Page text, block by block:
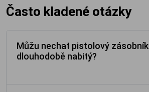
Často kladené otázky
Můžu nechat pistolový zásobník
dlouhodobě nabitý?